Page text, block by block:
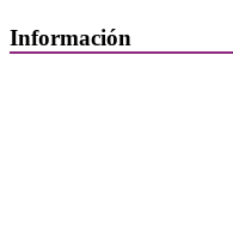
Información